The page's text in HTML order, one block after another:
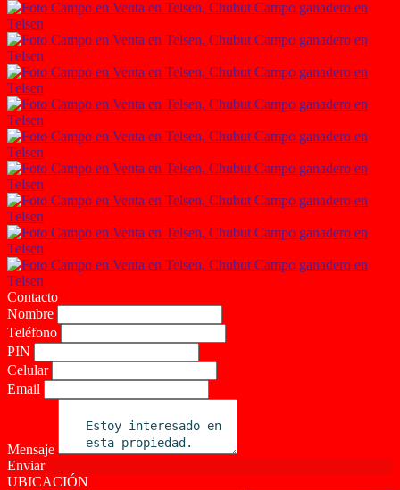
Contacto
Nombre
Teléfono
PIN
Celular
Email
Mensaje
Enviar
UBICACIÓN